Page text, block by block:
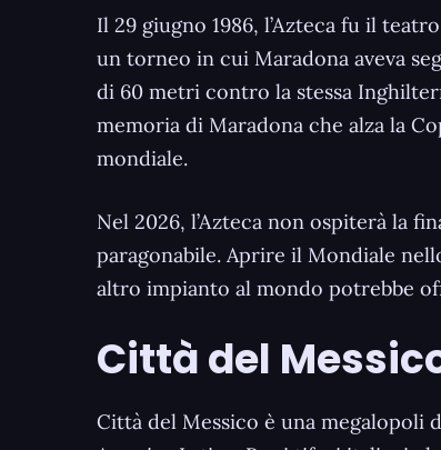
Il 29 giugno 1986, l’Azteca fu il
un torneo in cui Maradona aveva
di 60 metri contro la stessa
memoria di Maradona che alza la
mondiale.
Nel 2026, l’Azteca non ospiterà la
paragonabile. Aprire il Mondiale
altro impianto al mondo potrebbe
Città del
Città del Messico è una megalopoli